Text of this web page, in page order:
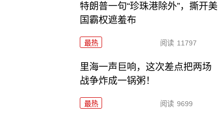
特朗普一句“珍珠港除外”，撕开美
国霸权遮羞布
最热 阅读 11797
里海一声巨响，这次差点把两场
战争炸成一锅粥！
最热 阅读 9699